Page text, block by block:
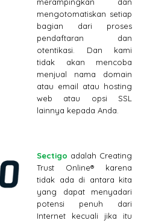
mengotomatiskan setiap
bagian dari proses
pendaftaran dan
otentikasi. Dan kami
tidak akan mencoba
menjual nama domain
atau email atau hosting
web atau opsi SSL
lainnya kepada Anda.
Sectigo adalah Creating
Trust Online® karena
tidak ada di antara kita
yang dapat menyadari
potensi penuh dari
Internet kecuali jika itu